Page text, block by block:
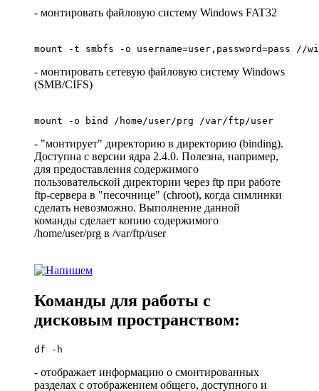
- монтировать файловую систему Windows FAT32
mount -t smbfs -o username=user,password=pass
- монтировать сетевую файловую систему Windows
(SMB/CIFS)
mount -o bind /home/user/prg /var/ftp/user
- "монтирует" директорию в директорию (binding).
Доступна с версии ядра 2.4.0. Полезна, например,
для предоставления содержимого
пользовательской директории через ftp при работе
ftp-сервера в "песочнице" (chroot), когда симлинки
сделать невозможно. Выполнение данной
команды сделает копию содержимого
/home/user/prg в /var/ftp/user
Команды для работы с
дисковым пространством:
df -h
- отображает информацию о смонтированных
разделах с отображением общего, доступного и